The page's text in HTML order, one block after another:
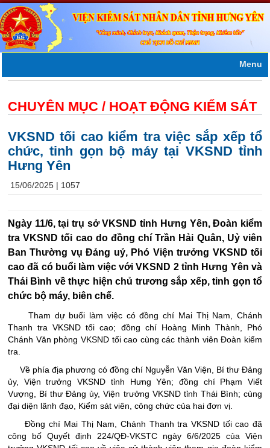
Menu
CHUYÊN MỤC / HOẠT ĐỘNG KIỂM SÁT
VKSND tối cao kiểm tra việc sắp xếp tổ
chức, tinh gọn bộ máy tại VKSND tỉnh
Hưng Yên
15/06/2025 | 1057
Ngày 11/6, tại trụ sở VKSND tỉnh Hưng Yên, Đoàn kiểm
tra VKSND tối cao do đồng chí Trần Hải Quân, Uỷ viên
Ban Thường vụ Đảng uỷ, Phó Viện trưởng VKSND tối
cao đã có buổi làm việc với VKSND 2 tỉnh Hưng Yên và
Thái Bình về thực hiện chủ trương sắp xếp, tinh gọn tổ
chức bộ máy, biên chế.
Tham dự buổi làm việc có đồng chí Mai Thị Nam, Chánh
Thanh tra VKSND tối cao; đồng chí Hoàng Minh Thành, Phó
Chánh Văn phòng VKSND tối cao cùng các thành viên Đoàn kiểm
tra.
Về phía địa phương có đồng chí Nguyễn Văn Viện, Bí thư Đảng
ủy, Viện trưởng VKSND tỉnh Hưng Yên; đồng chí Phạm Viết
Vượng, Bí thư Đảng ủy, Viện trưởng VKSND tỉnh Thái Bình; cùng
đại diện lãnh đạo, Kiểm sát viên, công chức của hai đơn vị.
Đồng chí Mai Thị Nam, Chánh Thanh tra VKSND tối cao đã
công bố Quyết định 224/QĐ-VKSTC ngày 6/6/2025 của Viện